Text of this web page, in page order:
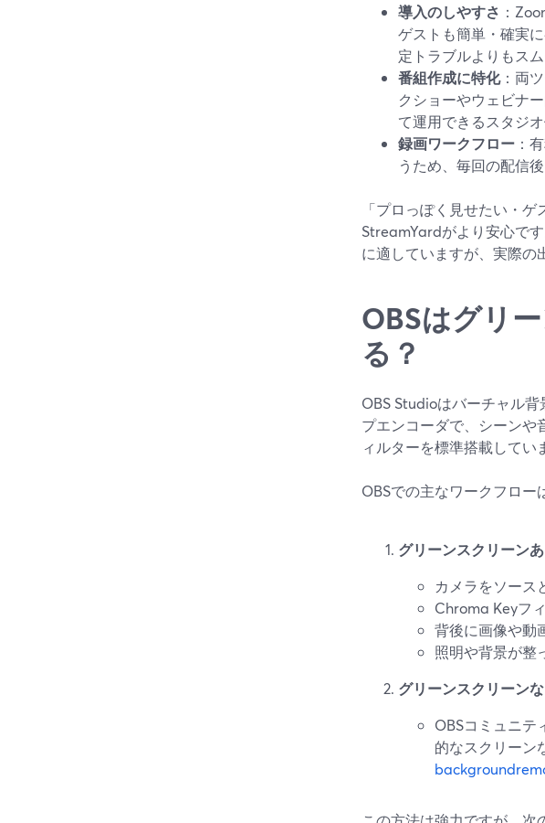
導入のしやすさ ：
ゲストも簡単・確実
定トラブルよりもス
番組作成に特化：両
クショーやウェビナ
て運用できるスタジ
録画ワークフロー ：
うため、毎回の配信
「プロっぽく見せたい・
StreamYardがより安心で
に適していますが、実際の
OBSはグリ
る？
OBS Studioはバーチャル
プエンコーダで、シーンや
ィルターを標準搭載してい
OBSでの主なワークフロー
グリーンスクリーンあ
カメラをソース
Chroma Keyフ
背後に画像や動
照明や背景が整
グリーンスクリーン
OBSコミュニ
的なスクリーン